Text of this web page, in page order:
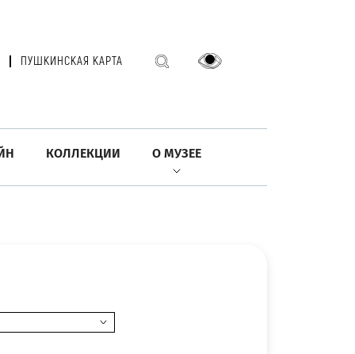
ПУШКИНСКАЯ КАРТА
КОЛЛЕКЦИИ О МУЗЕЕ